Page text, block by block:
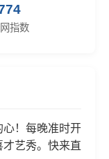
指数
！每晚准时开
艺秀。快来直